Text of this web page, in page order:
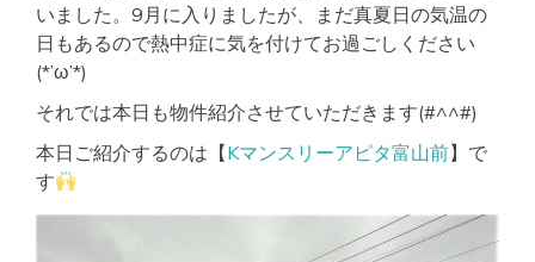
いました。9月に入りましたが、まだ真夏日の気温の
日もあるので熱中症に気を付けてお過ごしください
(*’ω’*)
それでは本日も物件紹介させていただきます(#^^#)
本日ご紹介するのは【Kマンスリーアピタ富山前】で
す